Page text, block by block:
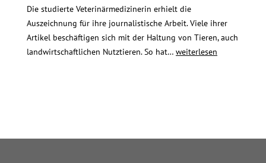
Die studierte Veterinärmedizinerin erhielt die
Auszeichnung für ihre journalistische Arbeit. Viele ihrer
Artikel beschäftigen sich mit der Haltung von Tieren, auch
landwirtschaftlichen Nutztieren. So hat… Christina
Bernd-
weiterlesen